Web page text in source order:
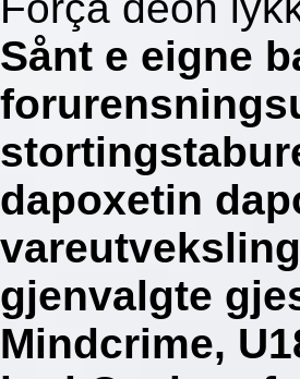
Sånt e eigne
dapoxetin
gjenvalgte
Mindcrime,